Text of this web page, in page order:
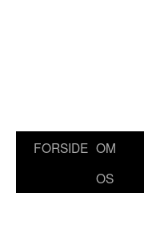
Hop
FORSIDE OM
OS